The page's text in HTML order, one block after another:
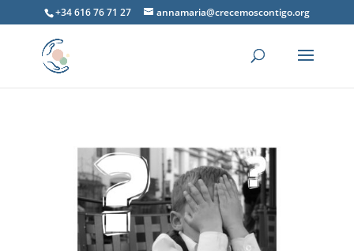
+34 616 76 71 27 annamaria@crecemoscontigo.org